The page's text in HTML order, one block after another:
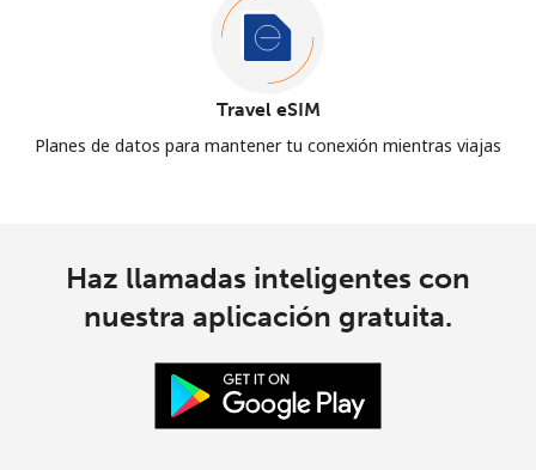
Travel eSIM
Planes de datos para mantener tu conexión mientras viajas
Haz llamadas inteligentes con
nuestra aplicación gratuita.